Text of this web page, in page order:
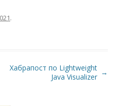
.
Хабрапост по Lightweight
Java Visualizer →